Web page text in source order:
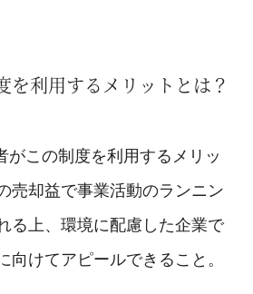
を利用するメリットとは？
がこの制度を利用するメリッ
売却益で事業活動のランニン
る上、環境に配慮した企業で
向けてアピールできること。